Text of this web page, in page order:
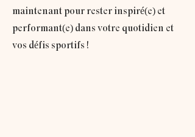
maintenant pour rester inspiré(e) et
performant(e) dans votre quotidien et
vos défis sportifs !